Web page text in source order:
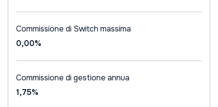
Commissione di Switch massima
0,00%
Commissione di gestione annua
1,75%